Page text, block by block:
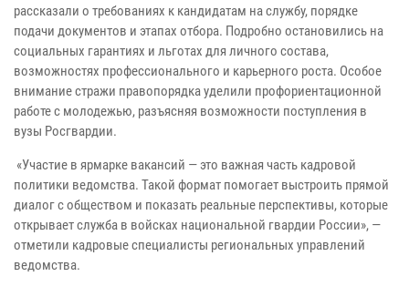
рассказали о требованиях к кандидатам на службу, порядке
подачи документов и этапах отбора. Подробно остановились на
социальных гарантиях и льготах для личного состава,
возможностях профессионального и карьерного роста. Особое
внимание стражи правопорядка уделили профориентационной
работе с молодежью, разъясняя возможности поступления в
вузы Росгвардии.
«Участие в ярмарке вакансий — это важная часть кадровой
политики ведомства. Такой формат помогает выстроить прямой
диалог с обществом и показать реальные перспективы, которые
открывает служба в войсках национальной гвардии России», —
отметили кадровые специалисты региональных управлений
ведомства.